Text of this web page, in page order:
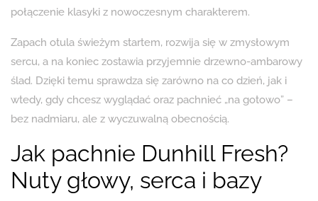
połączenie klasyki z nowoczesnym charakterem.
Zapach otula świeżym startem, rozwija się w zmysłowym
sercu, a na koniec zostawia przyjemnie drzewno-ambarowy
ślad. Dzięki temu sprawdza się zarówno na co dzień, jak i
wtedy, gdy chcesz wyglądać oraz pachnieć „na gotowo” –
bez nadmiaru, ale z wyczuwalną obecnością.
Jak pachnie Dunhill Fresh?
Nuty głowy, serca i bazy